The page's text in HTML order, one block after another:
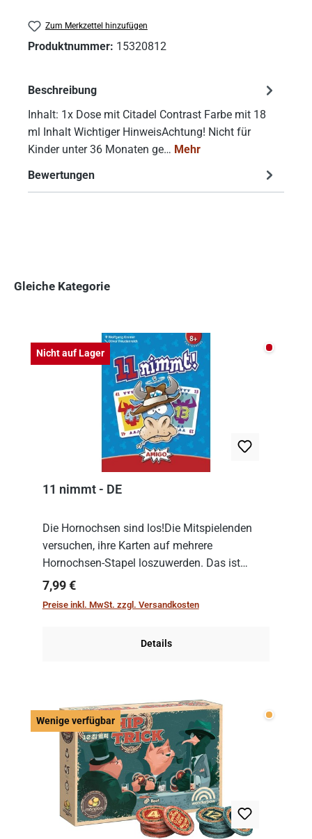
Zum Merkzettel hinzufügen
Produktnummer: 15320812
Beschreibung
Inhalt: 1x Dose mit Citadel Contrast Farbe mit 18
ml Inhalt Wichtiger HinweisAchtung! Nicht für
Kinder unter 36 Monaten ge… Mehr
Bewertungen
Gleiche Kategorie
Nicht auf Lager Nicht
11 nimmt - DE
Die Hornochsen sind los!Die Mitspielenden
versuchen, ihre Karten auf mehrere
Hornochsen-Stapel loszuwerden. Das ist
kniffliger als gedacht, denn die Differenz
zwischen ausgespielter Karte und der
Regulärer Preis:
7,99 €
Preise inkl. MwSt. zzgl. Versandkosten
Details
Wenige verfügbar Wenige